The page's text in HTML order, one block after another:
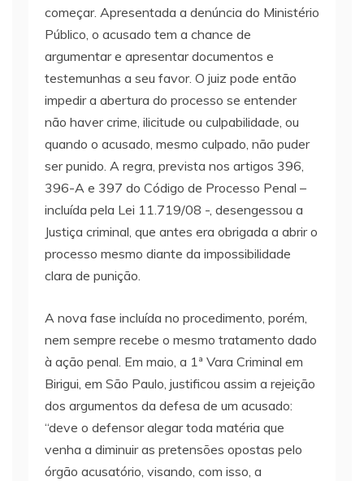
começar. Apresentada a denúncia do Ministério
Público, o acusado tem a chance de
argumentar e apresentar documentos e
testemunhas a seu favor. O juiz pode então
impedir a abertura do processo se entender
não haver crime, ilicitude ou culpabilidade, ou
quando o acusado, mesmo culpado, não puder
ser punido. A regra, prevista nos artigos 396,
396-A e 397 do Código de Processo Penal –
incluída pela Lei 11.719/08 -, desengessou a
Justiça criminal, que antes era obrigada a abrir o
processo mesmo diante da impossibilidade
clara de punição.
A nova fase incluída no procedimento, porém,
nem sempre recebe o mesmo tratamento dado
à ação penal. Em maio, a 1ª Vara Criminal em
Birigui, em São Paulo, justificou assim a rejeição
dos argumentos da defesa de um acusado:
“deve o defensor alegar toda matéria que
venha a diminuir as pretensões opostas pelo
órgão acusatório, visando, com isso, a